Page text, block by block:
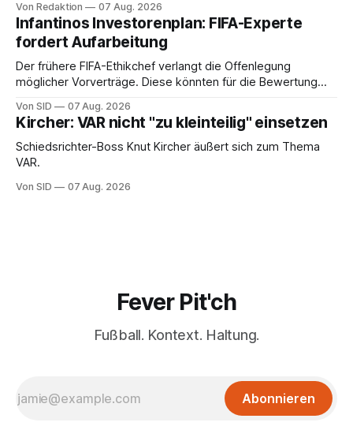
Von Redaktion 07 Aug. 2026
Infantinos Investorenplan: FIFA-Experte
fordert Aufarbeitung
Der frühere FIFA-Ethikchef verlangt die Offenlegung
möglicher Vorverträge. Diese könnten für die Bewertung
Von SID 07 Aug. 2026
Kircher: VAR nicht "zu kleinteilig" einsetzen
Schiedsrichter-Boss Knut Kircher äußert sich zum Thema
VAR.
Von SID 07 Aug. 2026
Fever Pit'ch
Fußball. Kontext. Haltung.
Abonnieren